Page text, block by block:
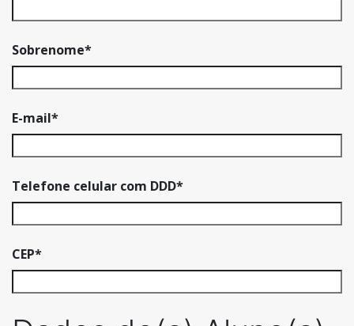
Sobrenome*
E-mail*
Telefone celular com DDD*
CEP*